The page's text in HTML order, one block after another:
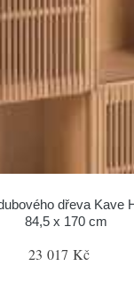
dřeva Kave
84,5 x 170 cm
23 017 Kč